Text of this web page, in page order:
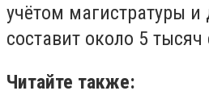
учётом магистратуры и
составит около 5 тысяч
Читайте также: